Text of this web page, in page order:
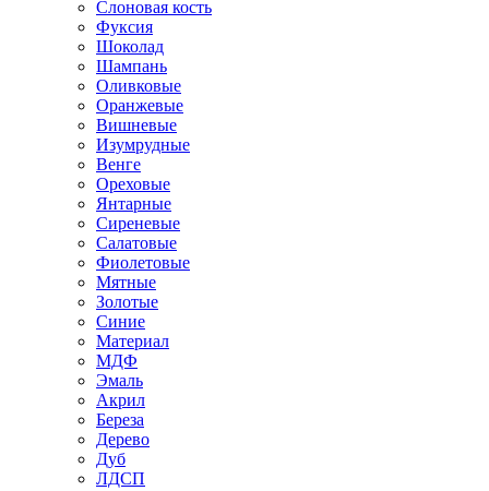
Слоновая кость
Фуксия
Шоколад
Шампань
Оливковые
Оранжевые
Вишневые
Изумрудные
Венге
Ореховые
Янтарные
Сиреневые
Салатовые
Фиолетовые
Мятные
Золотые
Синие
Материал
МДФ
Эмаль
Акрил
Береза
Дерево
Дуб
ЛДСП